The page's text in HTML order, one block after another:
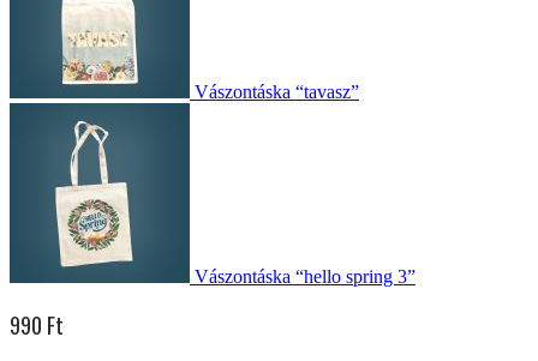
Vászontáska “tavasz”
Vászontáska “hello spring 3”
990 Ft